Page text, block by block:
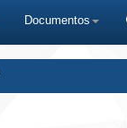
Documentos